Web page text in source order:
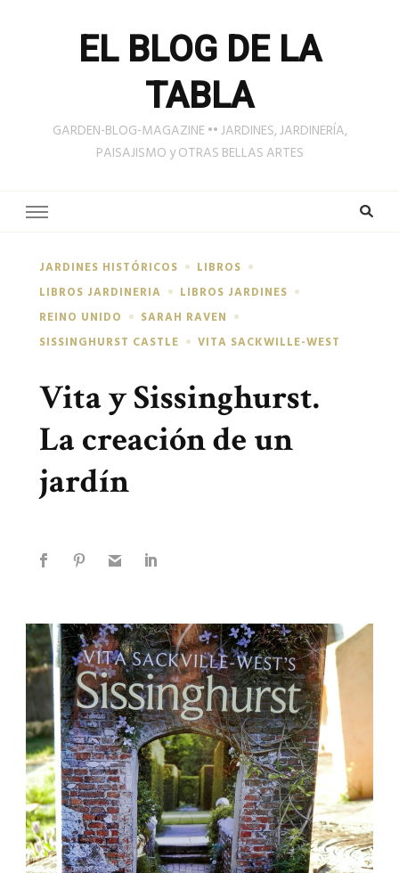
EL BLOG DE LA
TABLA
GARDEN-BLOG-MAGAZINE •• JARDINES, JARDINERÍA,
PAISAJISMO y OTRAS BELLAS ARTES
JARDINES HISTÓRICOS
LIBROS
LIBROS JARDINERIA
LIBROS JARDINES
REINO UNIDO
SARAH RAVEN
SISSINGHURST CASTLE
VITA SACKWILLE-WEST
Vita y Sissinghurst.
La creación de un
jardín